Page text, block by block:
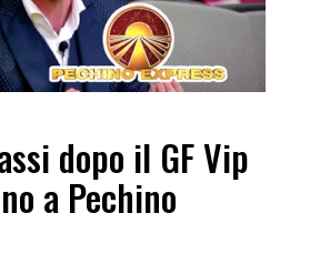
dopo il GF Vip
a Pechino